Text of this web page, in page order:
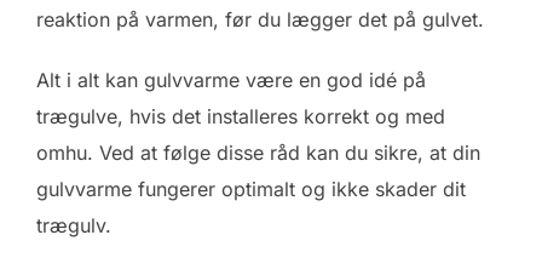
reaktion på varmen, før du lægger det på gulvet.
Alt i alt kan gulvvarme være en god idé på
trægulve, hvis det installeres korrekt og med
omhu. Ved at følge disse råd kan du sikre, at din
gulvvarme fungerer optimalt og ikke skader dit
trægulv.